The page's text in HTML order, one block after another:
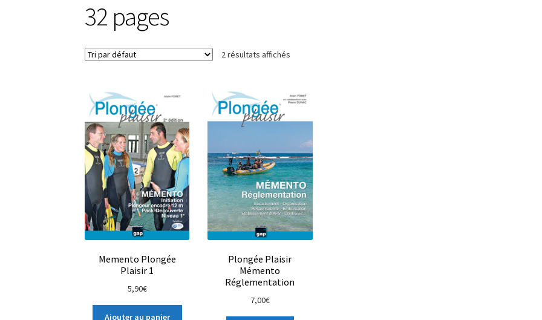
32 pages
2 résultats affichés
Memento Plongée
Plaisir 1
5,90€
Ajouter au panier
Plongée Plaisir
Mémento
Réglementation
7,00€